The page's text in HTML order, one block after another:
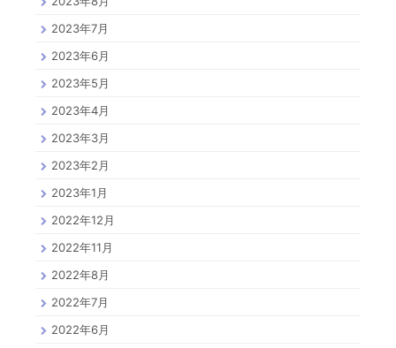
2023年7月
2023年6月
2023年5月
2023年4月
2023年3月
2023年2月
2023年1月
2022年12月
2022年11月
2022年8月
2022年7月
2022年6月